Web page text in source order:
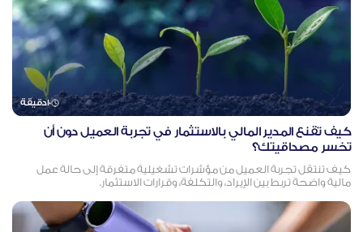
10دقيقة
كيف تقنع المدير المالي بالاستثمار في تجربة العميل دون أن
تخسر مصداقيتك؟
كيف تنتقل تجربة العميل من مؤشرات تشغيلية متفرقة إلى حالة عمل
مالية واضحة تربط بين الإيراد، والتكلفة، وقرارات الاستثمار.